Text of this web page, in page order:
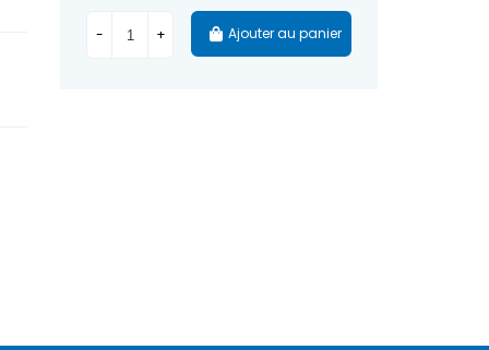
- + Ajouter au panier